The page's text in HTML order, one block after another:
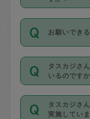
リカ、au
銀行振込や
なお、タス
金のご請求
動計算で表
りに、一定
（例：毎週
ンセルが有
は２回以上
ます。交通
時間帯は3
たり３時間
・ＡＭ ９
・ＰＭ １
・夜 １８
開始時間を
お願いでき
掃除、整理
作り置きで
きる仕事の
する前にタ
確認してく
タスカジさ
いるのです
主婦として
方、栄養士
タスカジさ
実施してい